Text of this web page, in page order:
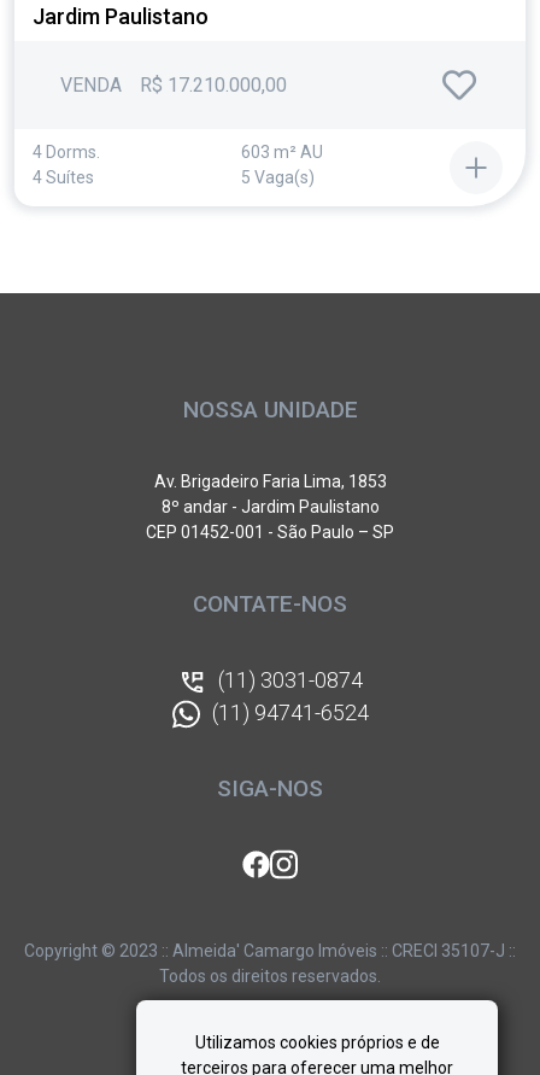
Jardim Paulistano
VENDA R$ 17.210.000,00
4 Dorms.
603 m² AU
4 Suítes
5 Vaga(s)
NOSSA UNIDADE
Av. Brigadeiro Faria Lima, 1853
8º andar - Jardim Paulistano
CEP 01452-001 - São Paulo – SP
CONTATE-NOS
(11) 3031-0874
(11) 94741-6524
SIGA-NOS
Utilizamos cookies próprios e de
terceiros para oferecer uma melhor
Copyright © 2023 :: Almeida' Camargo Imóveis :: CRECI 35107-J ::
Todos os direitos reservados.